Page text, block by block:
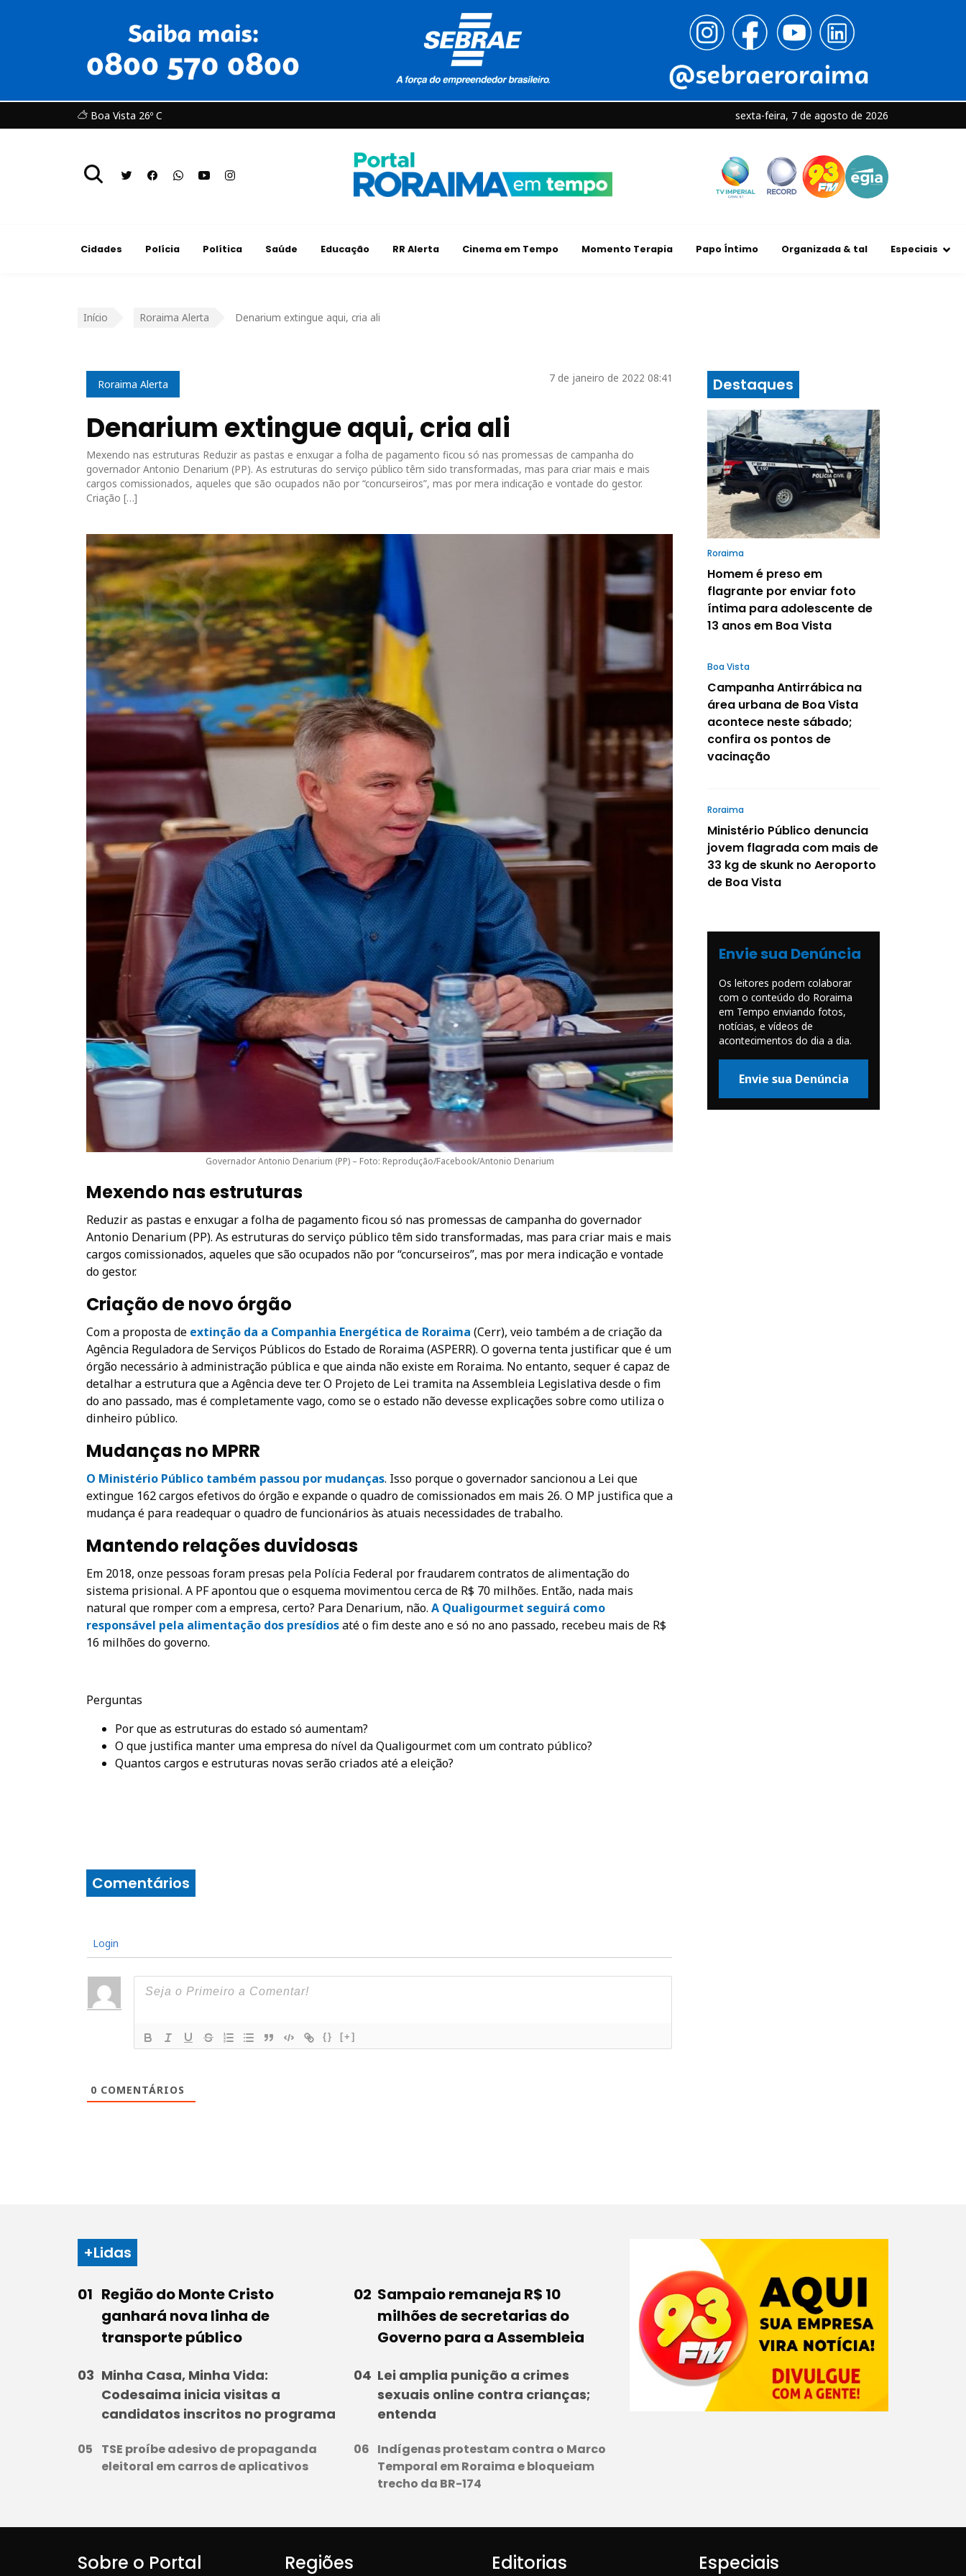
Boa Vista 26º C sexta-feira, 7 de agosto de 2026
Cidades Polícia Política Saúde Educação RR Alerta Cinema em Tempo Momento Terapia Papo Íntimo Organizada & tal Especiais
Início Roraima Alerta Denarium extingue aqui, cria ali
Roraima Alerta 7 de janeiro de 2022 08:41
Denarium extingue aqui, cria ali
Mexendo nas estruturas Reduzir as pastas e enxugar a folha de pagamento ficou só nas promessas de campanha do
governador Antonio Denarium (PP). As estruturas do serviço público têm sido transformadas, mas para criar mais e mais
cargos comissionados, aqueles que são ocupados não por “concurseiros”, mas por mera indicação e vontade do gestor.
Criação […]
Governador Antonio Denarium (PP) – Foto: Reprodução/Facebook/Antonio Denarium
Mexendo nas estruturas
Reduzir as pastas e enxugar a folha de pagamento ficou só nas promessas de campanha do governador
Antonio Denarium (PP). As estruturas do serviço público têm sido transformadas, mas para criar mais e mais
cargos comissionados, aqueles que são ocupados não por “concurseiros”, mas por mera indicação e vontade
do gestor.
Criação de novo órgão
Com a proposta de extinção da a Companhia Energética de Roraima (Cerr), veio também a de criação da
Agência Reguladora de Serviços Públicos do Estado de Roraima (ASPERR). O governa tenta justificar que é um
órgão necessário à administração pública e que ainda não existe em Roraima. No entanto, sequer é capaz de
detalhar a estrutura que a Agência deve ter. O Projeto de Lei tramita na Assembleia Legislativa desde o fim
do ano passado, mas é completamente vago, como se o estado não devesse explicações sobre como utiliza o
dinheiro público.
Mudanças no MPRR
O Ministério Público também passou por mudanças. Isso porque o governador sancionou a Lei que
extingue 162 cargos efetivos do órgão e expande o quadro de comissionados em mais 26. O MP justifica que a
mudança é para readequar o quadro de funcionários às atuais necessidades de trabalho.
Mantendo relações duvidosas
Em 2018, onze pessoas foram presas pela Polícia Federal por fraudarem contratos de alimentação do
sistema prisional. A PF apontou que o esquema movimentou cerca de R$ 70 milhões. Então, nada mais
natural que romper com a empresa, certo? Para Denarium, não. A Qualigourmet seguirá como
responsável pela alimentação dos presídiosaté o fim deste ano e só no ano passado, recebeu mais de R$
16 milhões do governo.
Perguntas
Por que as estruturas do estado só aumentam?
O que justifica manter uma empresa do nível da Qualigourmet com um contrato público?
Quantos cargos e estruturas novas serão criados até a eleição?
Comentários
Login
{} [+]
0 COMENTÁRIOS
Destaques
Roraima
Homem é preso em
flagrante por enviar foto
íntima para adolescente de
13 anos em Boa Vista
Boa Vista
Campanha Antirrábica na
área urbana de Boa Vista
acontece neste sábado;
confira os pontos de
vacinação
Roraima
Ministério Público denuncia
jovem flagrada com mais de
33 kg de skunk no Aeroporto
de Boa Vista
Envie sua Denúncia
Os leitores podem colaborar
com o conteúdo do Roraima
em Tempo enviando fotos,
notícias, e vídeos de
acontecimentos do dia a dia.
Envie sua Denúncia
+Lidas
Região do Monte Cristo
ganhará nova linha de
transporte público
Sampaio remaneja R$ 10
milhões de secretarias do
Governo para a Assembleia
Minha Casa, Minha Vida:
Codesaima inicia visitas a
candidatos inscritos no programa
Lei amplia punição a crimes
sexuais online contra crianças;
entenda
TSE proíbe adesivo de propaganda
eleitoral em carros de aplicativos
Indígenas protestam contra o Marco
Temporal em Roraima e bloqueiam
trecho da BR-174
Sobre o Portal Regiões Editorias Especiais